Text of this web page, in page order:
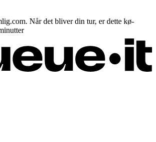
Når det bliver din tur, er dette kø-